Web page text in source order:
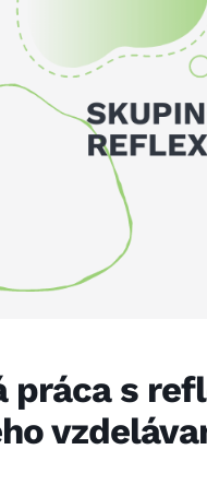
práca s